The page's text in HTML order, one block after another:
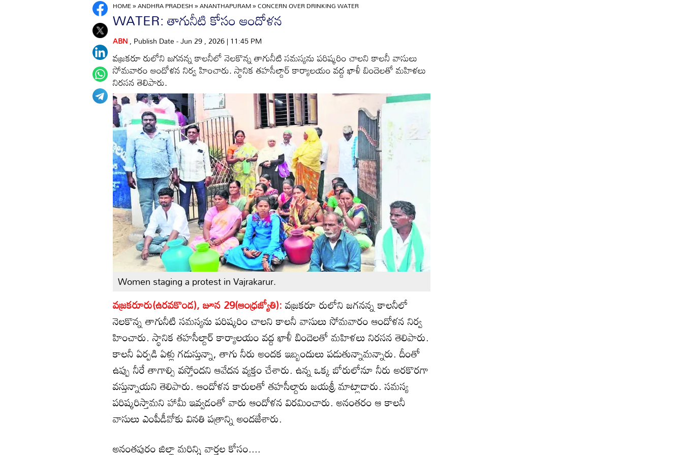
HOME»ANDHRA PRADESH»ANANTHAPURAM»CONCERN OVER DRINKING WATER
WATER: తాగునీటి కోసం ఆందోళన
ABN, Publish Date - Jun 29 , 2026 | 11:45 PM
వజ్రకరూ రులోని జగనన్న కాలనీలో నెలకొన్న తాగునీటి సమస్యను పరిష్కరిం చాలని కాలనీ వాసులు
సోమవారం ఆందోళన నిర్వ హించారు. స్థానిక తహసీల్దార్‌ కార్యాలయం వద్ద ఖాళీ బిందెలతో మహిళలు
నిరసన తెలిపారు.
Women staging a protest in Vajrakarur.
వజ్రకరూరు(ఉరవకొండ), జూన 29(ఆంధ్రజ్యోతి):వజ్రకరూ రులోని జగనన్న కాలనీలో
నెలకొన్న తాగునీటి సమస్యను పరిష్కరిం చాలని కాలనీ వాసులు సోమవారం ఆందోళన నిర్వ
హించారు. స్థానిక తహసీల్దార్‌ కార్యాలయం వద్ద ఖాళీ బిందెలతో మహిళలు నిరసన తెలిపారు.
కాలనీ ఏర్పడి ఏళ్లు గడుస్తున్నా, తాగు నీరు అందక ఇబ్బందులు పడుతున్నామన్నారు. దీంతో
ఉప్పు నీరే తాగాల్సి వస్తోందని ఆవేదన వ్యక్తం చేశారు. ఉన్న ఒక్క బోరులోనూ నీరు అరకొరగా
వస్తున్నాయని తెలిపారు. ఆందోళన కారులతో తహసీల్దారు జయశ్రీ మాట్లాడారు. సమస్య
పరిష్కరిస్తామని హామీ ఇవ్వడంతో వారు ఆందోళన విరమించారు. అనంతరం ఆ కాలనీ
వాసులు ఎంపీడీవోకు వినతి పత్రాన్ని అందజేశారు.
అనంతపురం జిల్లా మరిన్ని వార్తల కోసం....